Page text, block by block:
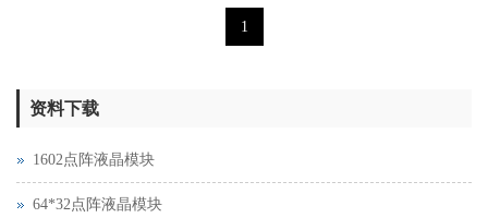
1
资料下载
1602点阵液晶模块
64*32点阵液晶模块